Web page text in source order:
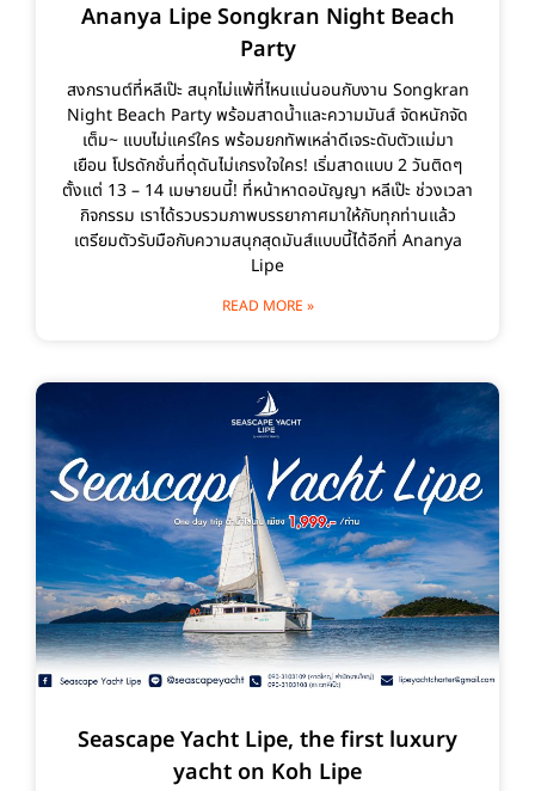
Ananya Lipe Songkran Night Beach
Party
สงกรานต์ที่หลีเป๊ะ สนุกไม่แพ้ที่ไหนแน่นอนกับงาน Songkran
Night Beach Party พร้อมสาดน้ำและความมันส์ จัดหนักจัด
เต็ม~ แบบไม่แคร์ใคร พร้อมยกทัพเหล่าดีเจระดับตัวแม่มา
เยือน โปรดักชั่นที่ดุดันไม่เกรงใจใคร! เริ่มสาดแบบ 2 วันติดๆ
ตั้งแต่ 13 – 14 เมษายนนี้! ที่หน้าหาดอนัญญา หลีเป๊ะ ช่วงเวลา
กิจกรรม เราได้รวบรวมภาพบรรยากาศมาให้กับทุกท่านแล้ว
เตรียมตัวรับมือกับความสนุกสุดมันส์แบบนี้ได้อีกที่ Ananya
Lipe
READ MORE »
Seascape Yacht Lipe, the first luxury
yacht on Koh Lipe